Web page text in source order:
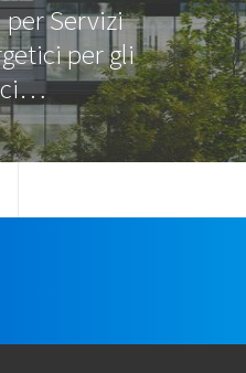
per Servizi
per gli